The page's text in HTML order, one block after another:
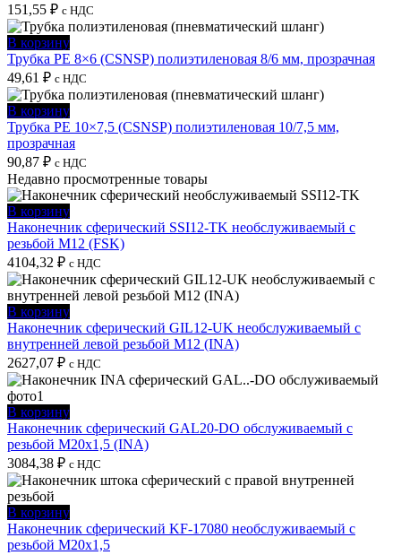
151,55 ₽ с НДС
В корзину
Трубка PE 8×6 (CSNSP) полиэтиленовая 8/6 мм, прозрачная
49,61 ₽ с НДС
В корзину
Трубка PE 10×7,5 (CSNSP) полиэтиленовая 10/7,5 мм,
прозрачная
90,87 ₽ с НДС
Недавно просмотренные товары
В корзину
Наконечник сферический SSI12-TK необслуживаемый с
резьбой M12 (FSK)
4104,32 ₽ с НДС
В корзину
Наконечник сферический GIL12-UK необслуживаемый с
внутренней левой резьбой M12 (INA)
2627,07 ₽ с НДС
В корзину
Наконечник сферический GAL20-DO обслуживаемый с
резьбой M20x1,5 (INA)
3084,38 ₽ с НДС
В корзину
Наконечник сферический KF-17080 необслуживаемый с
резьбой M20x1,5